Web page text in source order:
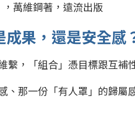
，萬維鋼著，遠流出版
果，還是安全感
繫，「組合」憑目標跟互補
、那一份「有人罩」的歸屬